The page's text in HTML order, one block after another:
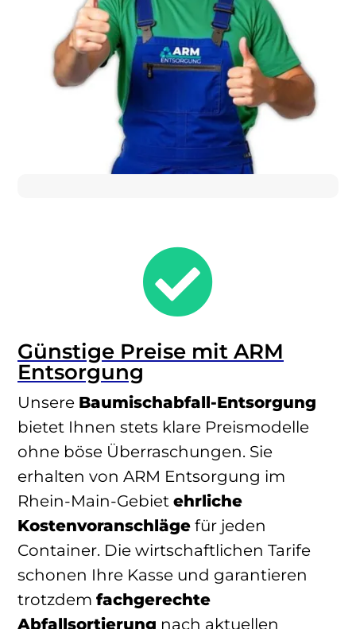

Günstige Preise mit ARM
Entsorgung
Unsere Baumischabfall-Entsorgung
bietet Ihnen stets klare Preismodelle
ohne böse Überraschungen. Sie
erhalten von ARM Entsorgung im
Rhein-Main-Gebiet ehrliche
Kostenvoranschläge für jeden
Container. Die wirtschaftlichen Tarife
schonen Ihre Kasse und garantieren
trotzdem fachgerechte
Abfallsortierung nach aktuellen